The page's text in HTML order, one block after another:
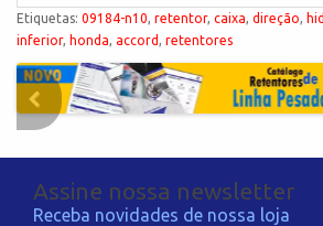
Etiquetas: 09184-n10, retentor, caixa, direção,
inferior, honda, accord, retentores
Assine nossa newsletter
Receba novidades de nossa loja